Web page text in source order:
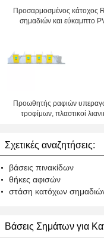
Προσαρμοσμένος κάτοχος
σημαδιών και εύκαμπτο
Προωθητής ραφιών
τροφίμων, πλαστικοί
Σχετικές αναζητήσεις:
βάσεις πινακίδων
θήκες αφισών
στάση κατόχων
Βάσεις Σημάτων για